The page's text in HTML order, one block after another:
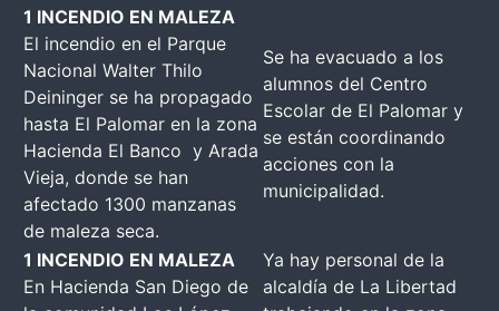
1 INCENDIO EN MALEZA
El incendio en el Parque
Nacional Walter Thilo
Deininger se ha propagado
hasta El Palomar en la zona
Hacienda El Banco y Arada
Vieja, donde se han
afectado 1300 manzanas
de maleza seca.
Se ha evacuado a los
alumnos del Centro
Escolar de El Palomar y
se están coordinando
acciones con la
municipalidad.
1 INCENDIO EN MALEZA
En Hacienda San Diego de
Ya hay personal de la
alcaldía de La Libertad